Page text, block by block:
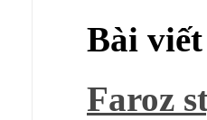
Bài
Faroz